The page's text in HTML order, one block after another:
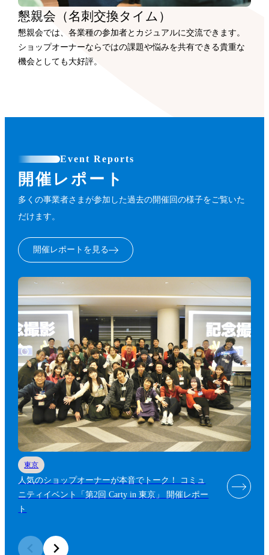
懇親会（名刺交換タイム）
懇親会では、各業種の参加者とカジュアルに交流できます。
ショップオーナーならではの課題や悩みを共有できる貴重な
機会としても大好評。
Event Reports
開催レポート
多くの事業者さまが参加した過去の開催回の様子をご覧いた
だけます。
開催レポートを見る
東京
人気のショップオーナーが本音でトーク！ コミュ
ニティイベント「第2回 Carty in 東京」 開催レポー
ト